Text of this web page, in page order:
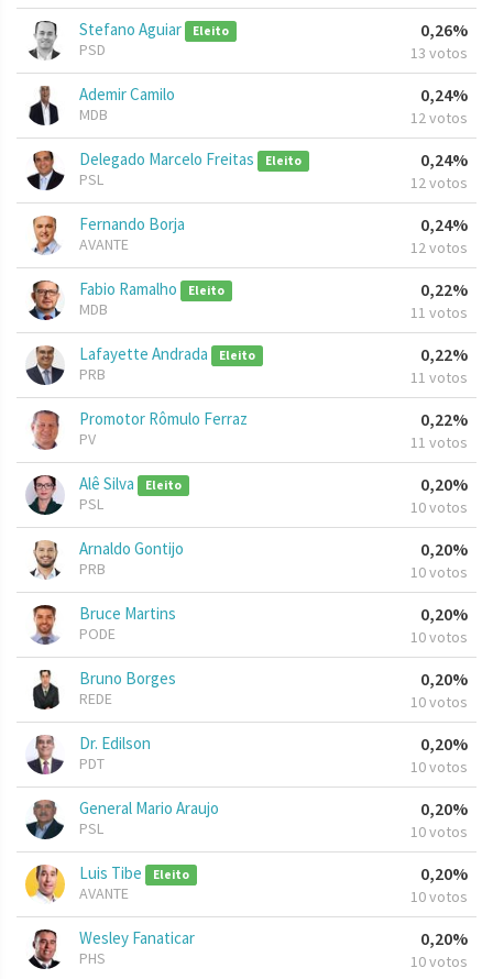
Stefano Aguiar Eleito
PSD
0,26%
13 votos
Ademir Camilo
MDB
0,24%
12 votos
Delegado Marcelo Freitas Eleito
PSL
0,24%
12 votos
Fernando Borja
AVANTE
0,24%
12 votos
Fabio Ramalho Eleito
MDB
0,22%
11 votos
Lafayette Andrada Eleito
PRB
0,22%
11 votos
Promotor Rômulo Ferraz
PV
0,22%
11 votos
Alê Silva Eleito
PSL
0,20%
10 votos
Arnaldo Gontijo
PRB
0,20%
10 votos
Bruce Martins
PODE
0,20%
10 votos
Bruno Borges
REDE
0,20%
10 votos
Dr. Edilson
PDT
0,20%
10 votos
General Mario Araujo
PSL
0,20%
10 votos
Luis Tibe Eleito
AVANTE
0,20%
10 votos
Wesley Fanaticar
PHS
0,20%
10 votos